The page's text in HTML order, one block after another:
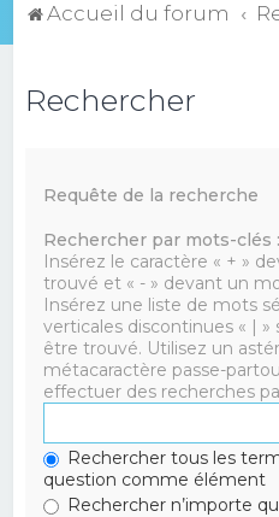
Accueil du forum
Rechercher
Requête de la recherche
Rechercher par mots-clés :
Insérez le caractère « + »
trouvé et « - » devant un
Insérez une liste de mots
verticales discontinues « |
être trouvé. Utilisez un
métacaractère passe-
effectuer des recherches
Rechercher tous les
question comme élément
Rechercher n’importe